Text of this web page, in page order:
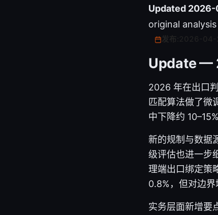
Updated
original
Update —
2026 年在出口
匹配算法做了微
中下降约
新的规制与数据
级评估也进一步
理端出口绑定策
0.8%，但对边界
实务层面新增要